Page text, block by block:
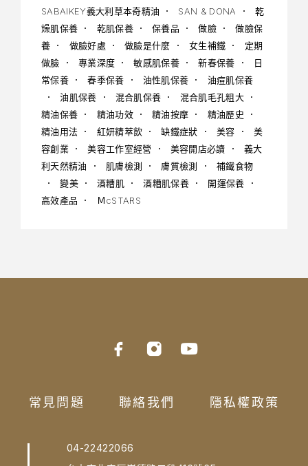
SABAIKEY義大利草本奇精油
SAN & DONA
乾
燥肌保養
乾肌保養 保養品 做臉
做臉保
養
做臉好處 做臉是什麼 女生補鐵
定期
做臉
專業深度 敏感肌保養 新春保養
日
常保養
春季保養 油性肌保養
油痘肌保養
油肌保養
混合肌保養
混合肌毛孔粗大
精油保養
精油功效 精油按摩
精油歷史
精油用法
紅妍精萃飲 缺鐵症狀 美容
美
容創業
美容工作室經營 美容開店必讀
義大
利天然精油
肌膚檢測 膚質檢測
補鐵食物
變美
酒糟肌 酒糟肌保養
開運保養
高效產品
ＭcSTARS
常見問題 聯絡我們 隱私權政策
04-22422066